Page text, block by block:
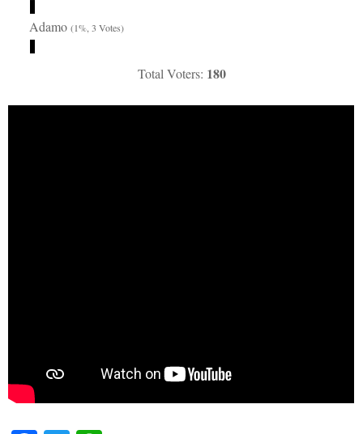
Adamo(1%, 3 Votes)
Total Voters: 180